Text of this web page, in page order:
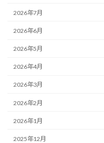
2026年7月
2026年6月
2026年5月
2026年4月
2026年3月
2026年2月
2026年1月
2025年12月